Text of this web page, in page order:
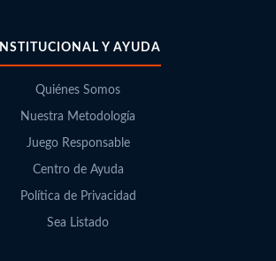
INSTITUCIONAL Y AYUDA
Quiénes Somos
Nuestra Metodología
Juego Responsable
Centro de Ayuda
Política de Privacidad
Sea Listado